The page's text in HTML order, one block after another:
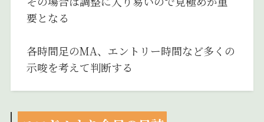
要となる
各時間足のMA、エントリー時間など多くの
示唆を考えて判断する